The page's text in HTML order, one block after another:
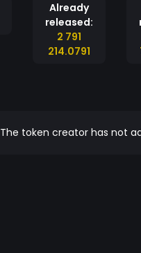
Already
released:
2 791
214.0791
The token creator has not